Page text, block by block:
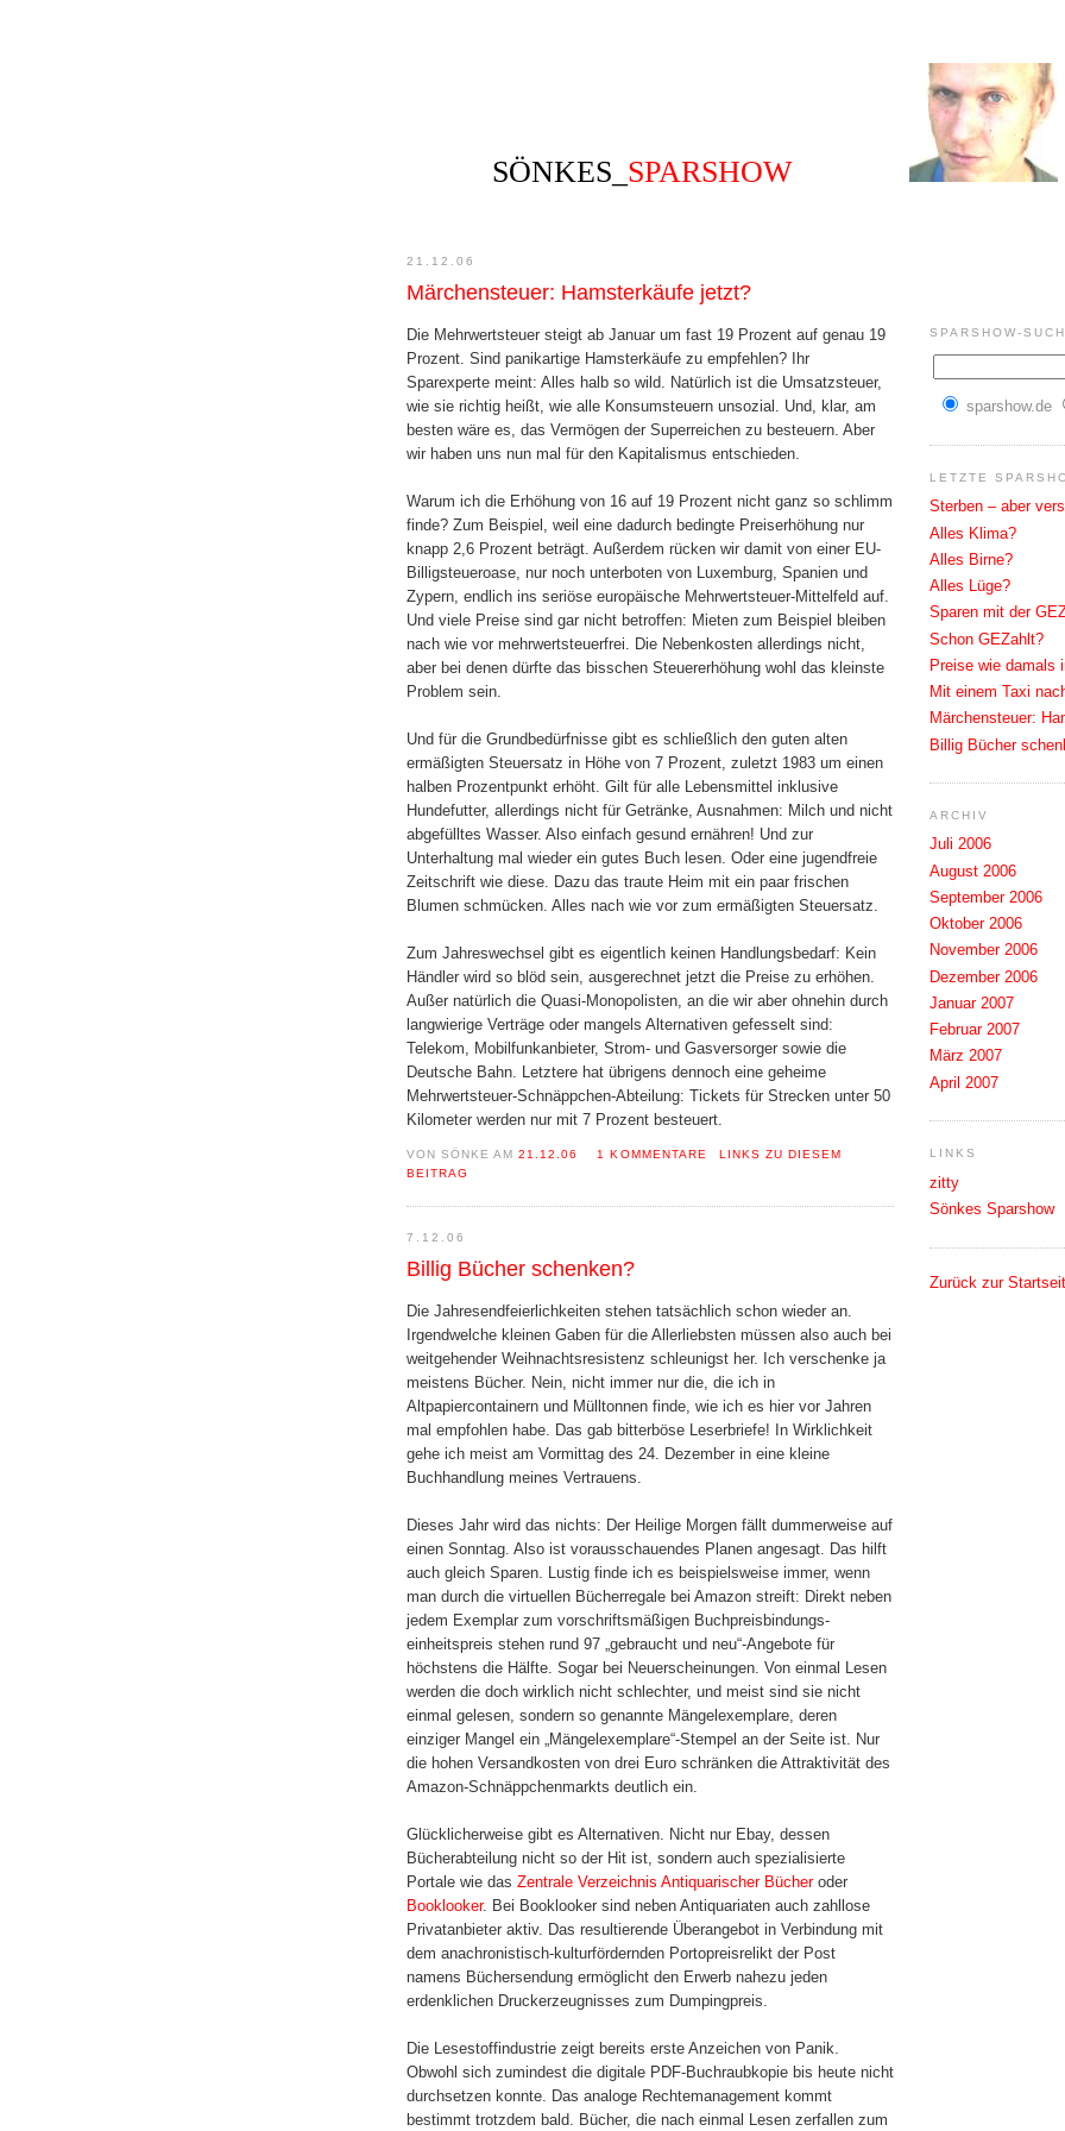
SÖNKES_ SPARSHOW
21.12.06
Märchensteuer: Hamsterkäufe jetzt?
Die Mehrwertsteuer steigt ab Januar um fast 19 Prozent auf genau 19
Prozent. Sind panikartige Hamsterkäufe zu empfehlen? Ihr
Sparexperte meint: Alles halb so wild. Natürlich ist die Umsatzsteuer,
wie sie richtig heißt, wie alle Konsumsteuern unsozial. Und, klar, am
besten wäre es, das Vermögen der Superreichen zu besteuern. Aber
wir haben uns nun mal für den Kapitalismus entschieden.
Warum ich die Erhöhung von 16 auf 19 Prozent nicht ganz so schlimm
finde? Zum Beispiel, weil eine dadurch bedingte Preiserhöhung nur
knapp 2,6 Prozent beträgt. Außerdem rücken wir damit von einer EU-
Billigsteueroase, nur noch unterboten von Luxemburg, Spanien und
Zypern, endlich ins seriöse europäische Mehrwertsteuer-Mittelfeld auf.
Und viele Preise sind gar nicht betroffen: Mieten zum Beispiel bleiben
nach wie vor mehrwertsteuerfrei. Die Nebenkosten allerdings nicht,
aber bei denen dürfte das bisschen Steuererhöhung wohl das kleinste
Problem sein.
Und für die Grundbedürfnisse gibt es schließlich den guten alten
ermäßigten Steuersatz in Höhe von 7 Prozent, zuletzt 1983 um einen
halben Prozentpunkt erhöht. Gilt für alle Lebensmittel inklusive
Hundefutter, allerdings nicht für Getränke, Ausnahmen: Milch und nicht
abgefülltes Wasser. Also einfach gesund ernähren! Und zur
Unterhaltung mal wieder ein gutes Buch lesen. Oder eine jugendfreie
Zeitschrift wie diese. Dazu das traute Heim mit ein paar frischen
Blumen schmücken. Alles nach wie vor zum ermäßigten Steuersatz.
Zum Jahreswechsel gibt es eigentlich keinen Handlungsbedarf: Kein
Händler wird so blöd sein, ausgerechnet jetzt die Preise zu erhöhen.
Außer natürlich die Quasi-Monopolisten, an die wir aber ohnehin durch
langwierige Verträge oder mangels Alternativen gefesselt sind:
Telekom, Mobilfunkanbieter, Strom- und Gasversorger sowie die
Deutsche Bahn. Letztere hat übrigens dennoch eine geheime
Mehrwertsteuer-Schnäppchen-Abteilung: Tickets für Strecken unter 50
Kilometer werden nur mit 7 Prozent besteuert.
VON SÖNKE AM21.12.06 1 KOMMENTARE
LINKS ZU DIESEM
BEITRAG
7.12.06
Billig Bücher schenken?
Die Jahresendfeierlichkeiten stehen tatsächlich schon wieder an.
Irgendwelche kleinen Gaben für die Allerliebsten müssen also auch bei
weitgehender Weihnachtsresistenz schleunigst her. Ich verschenke ja
meistens Bücher. Nein, nicht immer nur die, die ich in
Altpapiercontainern und Mülltonnen finde, wie ich es hier vor Jahren
mal empfohlen habe. Das gab bitterböse Leserbriefe! In Wirklichkeit
gehe ich meist am Vormittag des 24. Dezember in eine kleine
Buchhandlung meines Vertrauens.
Dieses Jahr wird das nichts: Der Heilige Morgen fällt dummerweise auf
einen Sonntag. Also ist vorausschauendes Planen angesagt. Das hilft
auch gleich Sparen. Lustig finde ich es beispielsweise immer, wenn
man durch die virtuellen Bücherregale bei Amazon streift: Direkt neben
jedem Exemplar zum vorschriftsmäßigen Buchpreisbindungs-
einheitspreis stehen rund 97 „gebraucht und neu“-Angebote für
höchstens die Hälfte. Sogar bei Neuerscheinungen. Von einmal Lesen
werden die doch wirklich nicht schlechter, und meist sind sie nicht
einmal gelesen, sondern so genannte Mängelexemplare, deren
einziger Mangel ein „Mängelexemplare“-Stempel an der Seite ist. Nur
die hohen Versandkosten von drei Euro schränken die Attraktivität des
Amazon-Schnäppchenmarkts deutlich ein.
Glücklicherweise gibt es Alternativen. Nicht nur Ebay, dessen
Bücherabteilung nicht so der Hit ist, sondern auch spezialisierte
Portale wie das Zentrale Verzeichnis Antiquarischer Bücheroder
Booklooker. Bei Booklooker sind neben Antiquariaten auch zahllose
Privatanbieter aktiv. Das resultierende Überangebot in Verbindung mit
dem anachronistisch-kulturfördernden Portopreisrelikt der Post
namens Büchersendung ermöglicht den Erwerb nahezu jeden
erdenklichen Druckerzeugnisses zum Dumpingpreis.
Die Lesestoffindustrie zeigt bereits erste Anzeichen von Panik.
Obwohl sich zumindest die digitale PDF-Buchraubkopie bis heute nicht
durchsetzen konnte. Das analoge Rechtemanagement kommt
bestimmt trotzdem bald. Bücher, die nach einmal Lesen zerfallen zum
SPARSHOW-
sparshow.de
LETZTE
Sterben – aber
Alles Klima?
Alles Birne?
Alles Lüge?
Sparen mit der
Schon GEZahlt?
Preise wie damals
Mit einem Taxi
Märchensteuer:
Billig Bücher
ARCHIV
Juli 2006
August 2006
September 2006
Oktober 2006
November 2006
Dezember 2006
Januar 2007
Februar 2007
März 2007
April 2007
LINKS
zitty
Sönkes Sparshow
Zurück zur